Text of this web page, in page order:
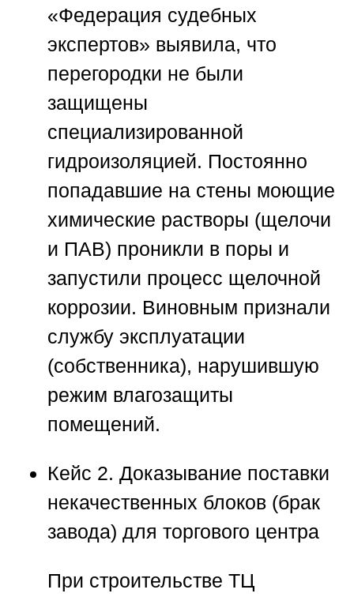
«Федерация судебных
экспертов» выявила, что
перегородки не были
защищены
специализированной
гидроизоляцией. Постоянно
попадавшие на стены моющие
химические растворы (щелочи
и ПАВ) проникли в поры и
запустили процесс щелочной
коррозии. Виновным признали
службу эксплуатации
(собственника), нарушившую
режим влагозащиты
помещений.
Кейс 2. Доказывание поставки
некачественных блоков (брак
завода) для торгового центра
При строительстве ТЦ